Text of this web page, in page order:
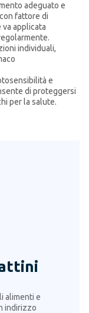
adeguato e
fattore di
va applicata
individuali,
e
di proteggersi
per la salute.
alimenti e
indirizzo